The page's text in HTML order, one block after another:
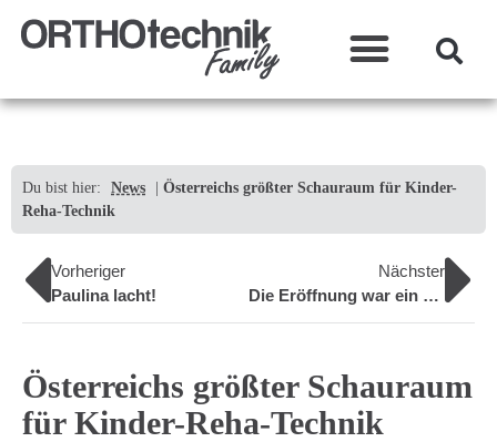
Du bist hier: News
Österreichs größter Schauraum für Kinder-
Reha-Technik
Vorheriger
Paulina lacht!
Nächster
Die Eröffnung war ein voller Erfolg
Österreichs größter Schauraum
für Kinder-Reha-Technik